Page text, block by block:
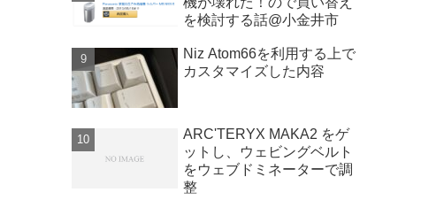
を検討する話@小金井市
Niz Atom66を利用する上で
カスタマイズした内容
ARC'TERYX MAKA2 をゲ
ットし、ウェビングベルト
をウェブドミネーターで調
整